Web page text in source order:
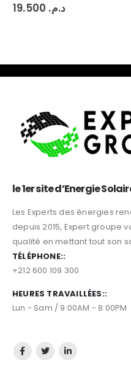
0sur 5 د.م.6.050
le 1er site d’Energie
Les Experts des énergies
depuis 2015, Expert groupe
qualité en mettant tout son
TÉLÉPHONE::
+212 600 109 300
HEURES TRAVAILLÉES::
Lun - Sam / 9:00AM - 8:00PM